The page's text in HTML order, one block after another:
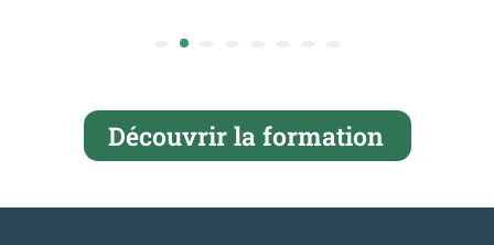
Découvrir la formation